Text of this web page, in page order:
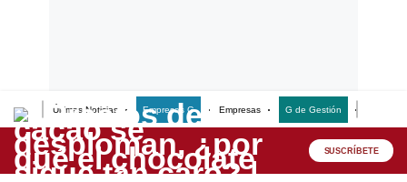
Últimas Noticias Empresas G Empresas G de Gestión
Lo último
Peru Quiosco SUSCRÍBETE